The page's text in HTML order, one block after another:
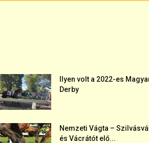
Ilyen volt a 2022-es
Derby
Nemzeti Vágta –
és Vácrátót elő...